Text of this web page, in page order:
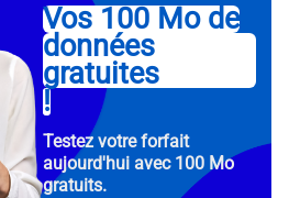
Vos 100 Mo de
données
gratuites
!
Testez votre forfait
aujourd'hui avec 100 Mo
gratuits.